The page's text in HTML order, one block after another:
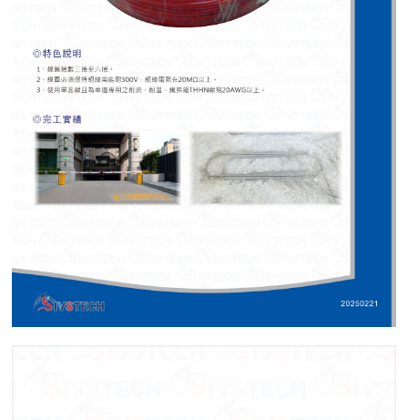
電動遮陽簾系列
影視對講整合系統系列
數位看板系列